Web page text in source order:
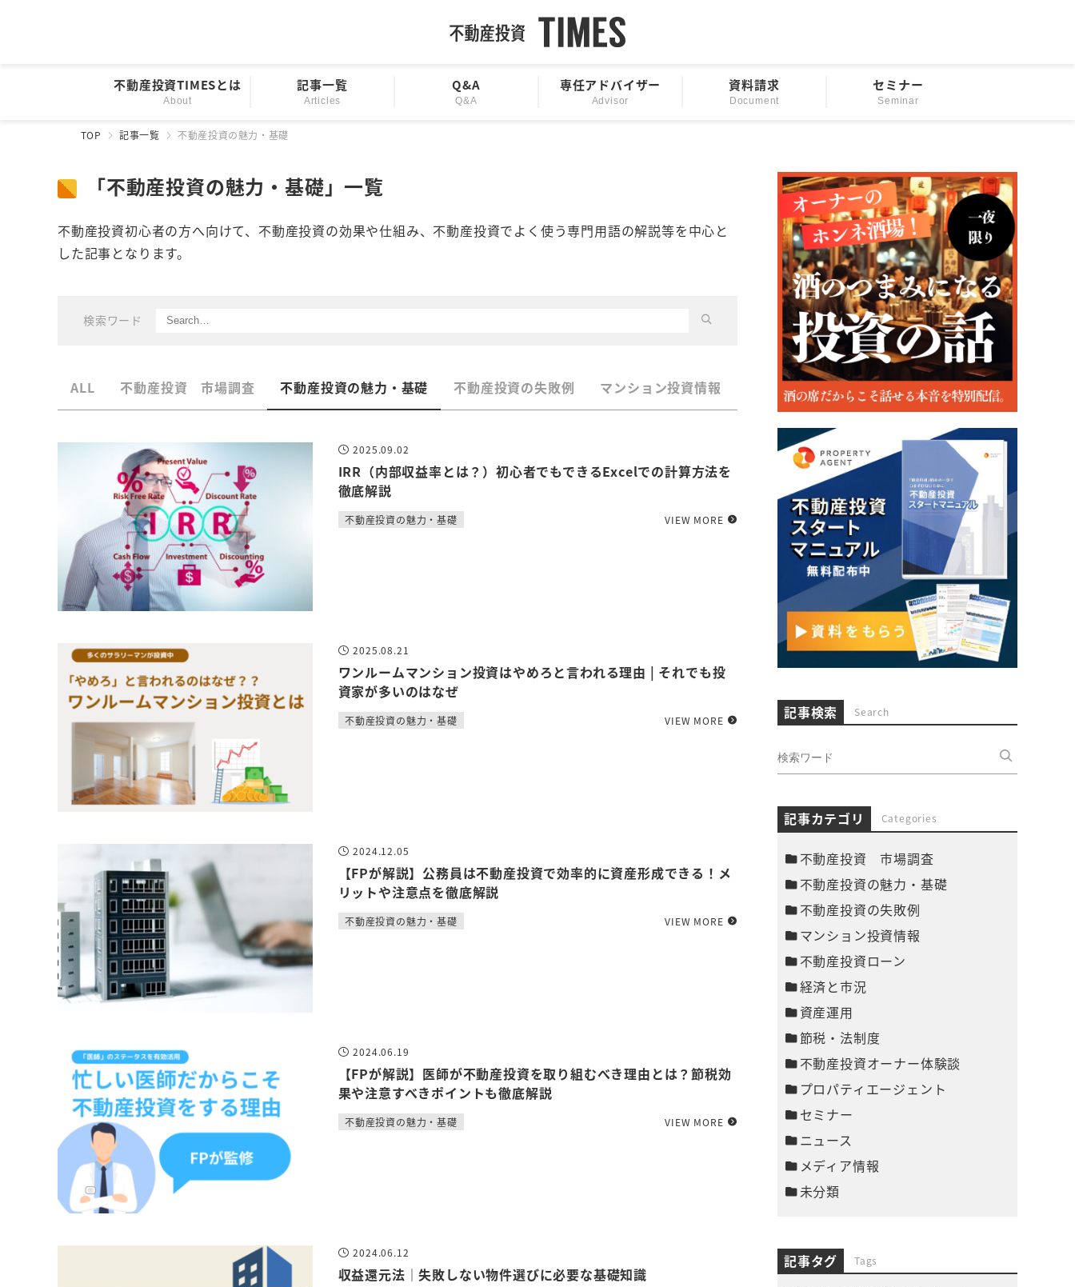
不動産投資TIMESとは
About
記事一覧
Articles
Q&A
Q&A
専任アドバイザー
Advisor
資料請求
Document
セミナー
Seminar
TOP 記事一覧 不動産投資の魅力・基礎
「不動産投資の魅力・基礎」一覧
不動産投資初心者の方へ向けて、不動産投資の効果や仕組み、不動産投資でよく使う専門用語の解説等を中心と
した記事となります。
検索ワード
ALL 不動産投資 市場調査 不動産投資の魅力・基礎 不動産投資の失敗例 マンション投資情報 不動産投資ローン 経済と市況 資産運用
2025.09.02
IRR（内部収益率とは？）初心者でもできるExcelでの計算方法を
徹底解説
不動産投資の魅力・基礎 VIEW MORE
2025.08.21
ワンルームマンション投資はやめろと言われる理由 | それでも投
資家が多いのはなぜ
不動産投資の魅力・基礎 VIEW MORE
2024.12.05
【FPが解説】公務員は不動産投資で効率的に資産形成できる！メ
リットや注意点を徹底解説
不動産投資の魅力・基礎 VIEW MORE
2024.06.19
【FPが解説】医師が不動産投資を取り組むべき理由とは？節税効
果や注意すべきポイントも徹底解説
不動産投資の魅力・基礎 VIEW MORE
2024.06.12
収益還元法｜失敗しない物件選びに必要な基礎知識
記事検索 Search
記事カテゴリ Categories
不動産投資 市場調査
不動産投資の魅力・基礎
不動産投資の失敗例
マンション投資情報
不動産投資ローン
経済と市況
資産運用
節税・法制度
不動産投資オーナー体験談
プロパティエージェント
セミナー
ニュース
メディア情報
未分類
記事タグ Tags